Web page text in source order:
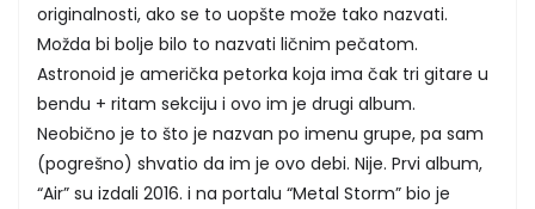
originalnosti, ako se to uopšte može tako nazvati.
Možda bi bolje bilo to nazvati ličnim pečatom.
Astronoid je američka petorka koja ima čak tri gitare u
bendu + ritam sekciju i ovo im je drugi album.
Neobično je to što je nazvan po imenu grupe, pa sam
(pogrešno) shvatio da im je ovo debi. Nije. Prvi album,
“Air” su izdali 2016. i na portalu “Metal Storm” bio je